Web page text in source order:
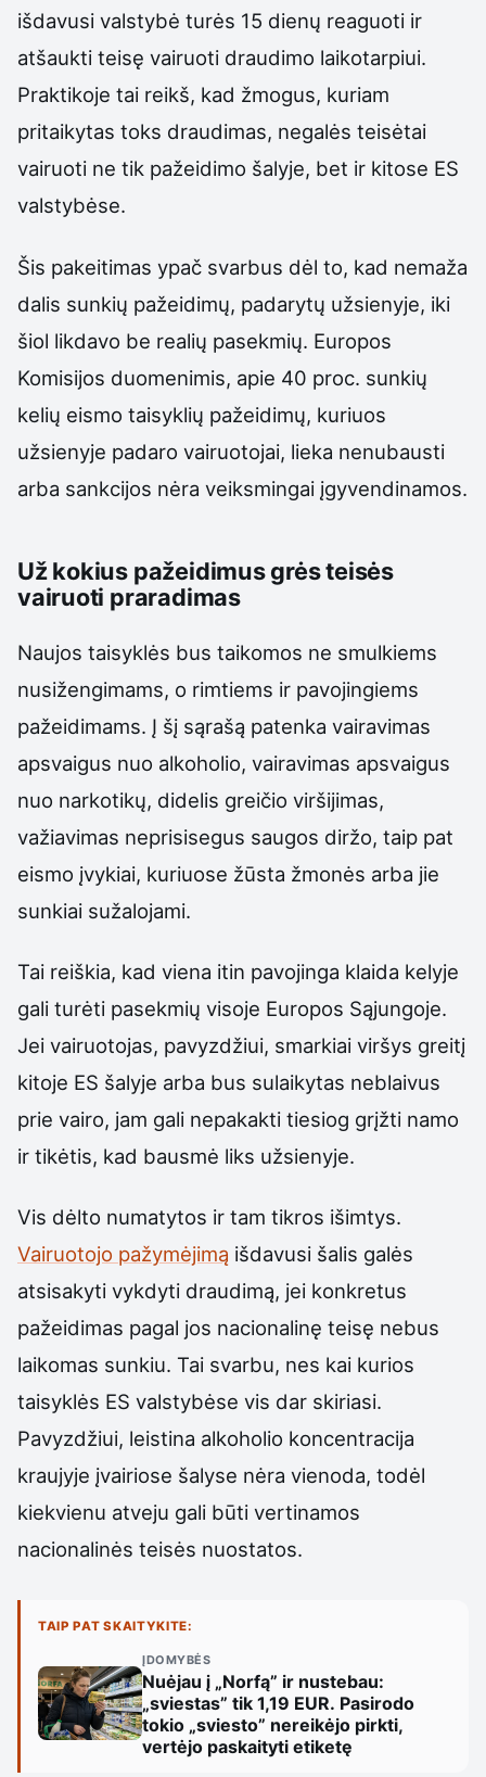
išdavusi valstybė turės 15 dienų reaguoti ir
atšaukti teisę vairuoti draudimo laikotarpiui.
Praktikoje tai reikš, kad žmogus, kuriam
pritaikytas toks draudimas, negalės teisėtai
vairuoti ne tik pažeidimo šalyje, bet ir kitose ES
valstybėse.
Šis pakeitimas ypač svarbus dėl to, kad nemaža
dalis sunkių pažeidimų, padarytų užsienyje, iki
šiol likdavo be realių pasekmių. Europos
Komisijos duomenimis, apie 40 proc. sunkių
kelių eismo taisyklių pažeidimų, kuriuos
užsienyje padaro vairuotojai, lieka nenubausti
arba sankcijos nėra veiksmingai įgyvendinamos.
Už kokius pažeidimus grės teisės
vairuoti praradimas
Naujos taisyklės bus taikomos ne smulkiems
nusižengimams, o rimtiems ir pavojingiems
pažeidimams. Į šį sąrašą patenka vairavimas
apsvaigus nuo alkoholio, vairavimas apsvaigus
nuo narkotikų, didelis greičio viršijimas,
važiavimas neprisisegus saugos diržo, taip pat
eismo įvykiai, kuriuose žūsta žmonės arba jie
sunkiai sužalojami.
Tai reiškia, kad viena itin pavojinga klaida kelyje
gali turėti pasekmių visoje Europos Sąjungoje.
Jei vairuotojas, pavyzdžiui, smarkiai viršys greitį
kitoje ES šalyje arba bus sulaikytas neblaivus
prie vairo, jam gali nepakakti tiesiog grįžti namo
ir tikėtis, kad bausmė liks užsienyje.
Vis dėlto numatytos ir tam tikros išimtys.
Vairuotojo pažymėjimą išdavusi šalis galės
atsisakyti vykdyti draudimą, jei konkretus
pažeidimas pagal jos nacionalinę teisę nebus
laikomas sunkiu. Tai svarbu, nes kai kurios
taisyklės ES valstybėse vis dar skiriasi.
Pavyzdžiui, leistina alkoholio koncentracija
kraujyje įvairiose šalyse nėra vienoda, todėl
kiekvienu atveju gali būti vertinamos
nacionalinės teisės nuostatos.
TAIP PAT SKAITYKITE:
ĮDOMYBĖS
Nuėjau į „Norfą” ir nustebau:
„sviestas” tik 1,19 EUR. Pasirodo
tokio „sviesto” nereikėjo pirkti,
vertėjo paskaityti etiketę